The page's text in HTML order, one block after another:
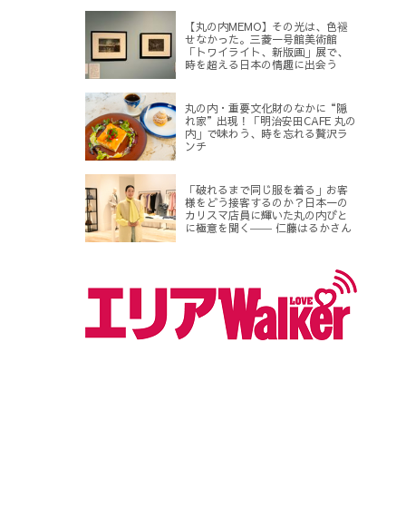
【丸の内MEMO】その光は、色褪
せなかった。三菱一号館美術館
「トワイライト、新版画」展で、
時を超える日本の情趣に出会う
丸の内・重要文化財のなかに“隠
れ家”出現！「明治安田CAFE 丸の
内」で味わう、時を忘れる贅沢ラ
ンチ
「破れるまで同じ服を着る」お客
様をどう接客するのか？日本一の
カリスマ店員に輝いた丸の内びと
に極意を聞く―― 仁藤はるかさん